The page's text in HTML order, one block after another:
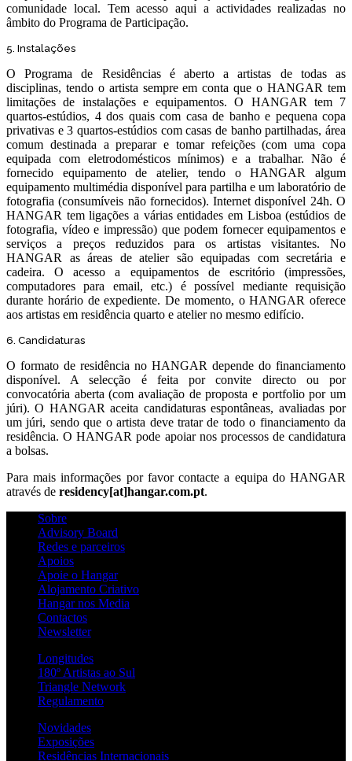
comunidade local. Tem acesso aqui a actividades realizadas no
âmbito do Programa de Participação.
5. Instalações
O Programa de Residências é aberto a artistas de todas as
disciplinas, tendo o artista sempre em conta que o HANGAR tem
limitações de instalações e equipamentos. O HANGAR tem 7
quartos-estúdios, 4 dos quais com casa de banho e pequena copa
privativas e 3 quartos-estúdios com casas de banho partilhadas, área
comum destinada a preparar e tomar refeições (com uma copa
equipada com eletrodomésticos mínimos) e a trabalhar. Não é
fornecido equipamento de atelier, tendo o HANGAR algum
equipamento multimédia disponível para partilha e um laboratório de
fotografia (consumíveis não fornecidos). Internet disponível 24h. O
HANGAR tem ligações a várias entidades em Lisboa (estúdios de
fotografia, vídeo e impressão) que podem fornecer equipamentos e
serviços a preços reduzidos para os artistas visitantes. No
HANGAR as áreas de atelier são equipadas com secretária e
cadeira. O acesso a equipamentos de escritório (impressões,
computadores para email, etc.) é possível mediante requisição
durante horário de expediente. De momento, o HANGAR oferece
aos artistas em residência quarto e atelier no mesmo edifício.
6. Candidaturas
O formato de residência no HANGAR depende do financiamento
disponível. A selecção é feita por convite directo ou por
convocatória aberta (com avaliação de proposta e portfolio por um
júri). O HANGAR aceita candidaturas espontâneas, avaliadas por
um júri, sendo que o artista deve tratar de todo o financiamento da
residência. O HANGAR pode apoiar nos processos de candidatura
a bolsas.
Para mais informações por favor contacte a equipa do HANGAR
através de residency[at]hangar.com.pt.
Sobre
Advisory Board
Redes e parceiros
Apoios
Apoie o Hangar
Alojamento Criativo
Hangar nos Media
Contactos
Newsletter
Longitudes
180º Artistas ao Sul
Triangle Network
Regulamento
Novidades
Exposições
Residências Internacionais